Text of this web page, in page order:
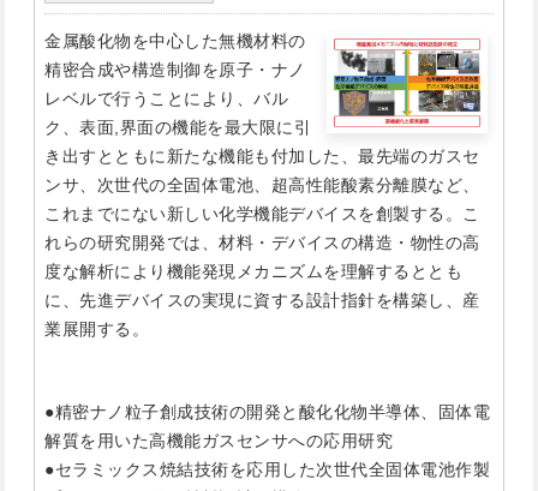
金属酸化物を中心した無機材料の
精密合成や構造制御を原子・ナノ
レベルで行うことにより、バル
ク、表面,界面の機能を最大限に引
き出すとともに新たな機能も付加した、最先端のガスセ
ンサ、次世代の全固体電池、超高性能酸素分離膜など、
これまでにない新しい化学機能デバイスを創製する。こ
れらの研究開発では、材料・デバイスの構造・物性の高
度な解析により機能発現メカニズムを理解するととも
に、先進デバイスの実現に資する設計指針を構築し、産
業展開する。
●精密ナノ粒子創成技術の開発と酸化化物半導体、固体電
解質を用いた高機能ガスセンサへの応用研究
●セラミックス焼結技術を応用した次世代全固体電池作製